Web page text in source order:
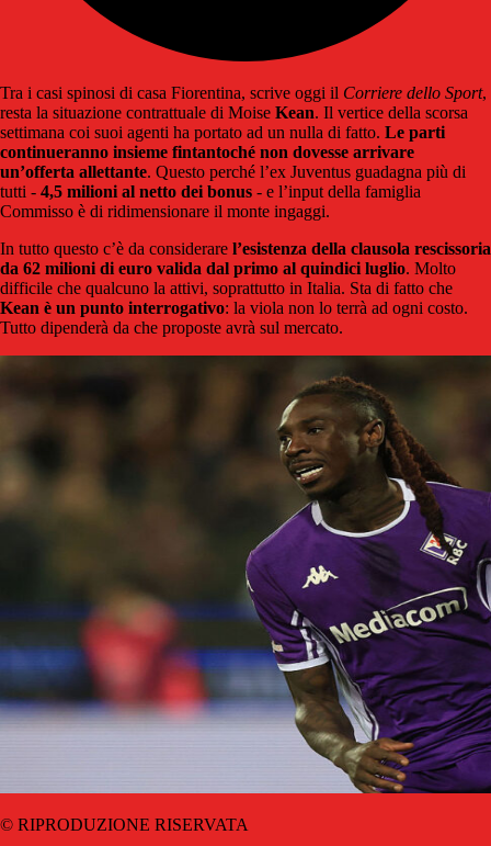
Tra i casi spinosi di casa Fiorentina, scrive oggi il Corriere dello Sport,
resta la situazione contrattuale di Moise Kean. Il vertice della scorsa
settimana coi suoi agenti ha portato ad un nulla di fatto. Le parti
continueranno insieme fintantoché non dovesse arrivare
un’offerta allettante. Questo perché l’ex Juventus guadagna più di
tutti - 4,5 milioni al netto dei bonus - e l’input della famiglia
Commisso è di ridimensionare il monte ingaggi.
In tutto questo c’è da considerare l’esistenza della clausola rescissoria
da 62 milioni di euro valida dal primo al quindici luglio. Molto
difficile che qualcuno la attivi, soprattutto in Italia. Sta di fatto che
Kean è un punto interrogativo: la viola non lo terrà ad ogni costo.
Tutto dipenderà da che proposte avrà sul mercato.
© RIPRODUZIONE RISERVATA